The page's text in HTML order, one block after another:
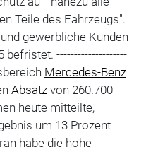
Teile des Fahrzeugs".
gewerbliche Kunden
--------------------
Mercedes-Benz
Absatzvon 260.700
heute mitteilte,
um 13 Prozent
habe die hohe